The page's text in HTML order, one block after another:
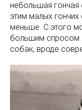
небольшая гончая
этим малых
меньше. С этого
большим спросом
собак, вроде